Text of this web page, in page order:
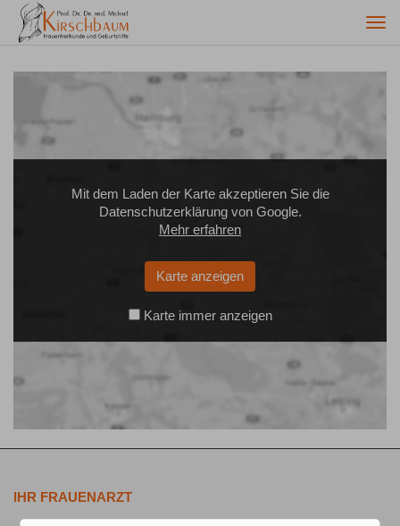
Mit dem Laden der Karte akzeptieren Sie die
Datenschutzerklärung von Google.
Mehr erfahren
Karte anzeigen
Karte immer anzeigen
IHR FRAUENARZT